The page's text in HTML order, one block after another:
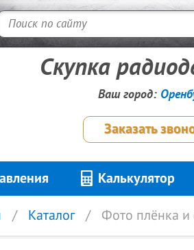
Скупка
Ваш город:
Заказать
Калькулятор
Каталог Фото плёнка